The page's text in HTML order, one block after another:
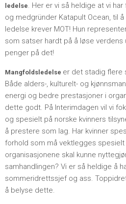
ledelse
. Her er vi så heldige at vi
og medgründer Katapult Ocean, til
ledelse krever MOT! Hun
som satser hardt på å løse
penger på det!
Mangfoldsledelse er det stadig flere
Både alders-, kulturelt- og
energi og bedre prestasjoner i
dette godt. På Interimdagen vil vi
og spesielt på norske kvinners
å prestere som lag. Har kvinner
forhold som må vektlegges spesielt
organisasjonene skal kunne
samhandlingen? Vi er så heldige å
sommeridrettssjef og ass.
å belyse dette.